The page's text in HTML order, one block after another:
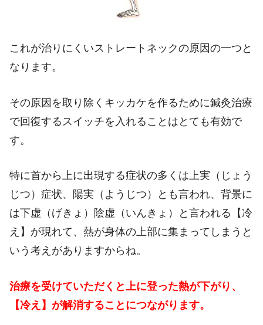
これが治りにくいストレートネックの原因の一つと
なります。
その原因を取り除くキッカケを作るために鍼灸治療
で回復するスイッチを入れることはとても有効で
す。
特に首から上に出現する症状の多くは上実（じょう
じつ）症状、陽実（ようじつ）とも言われ、背景に
は下虚（げきょ）陰虚（いんきょ）と言われる【冷
え】が現れて、熱が身体の上部に集まってしまうと
いう考えがありますからね。
治療を受けていただくと上に登った熱が下がり、
【冷え】が解消することにつながります。